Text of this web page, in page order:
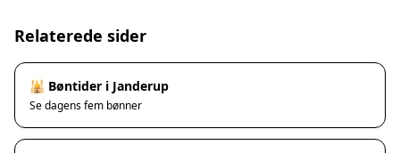
Vanløse
Relaterede sider
🕌 Bøntider i Janderup
Se dagens fem bønner